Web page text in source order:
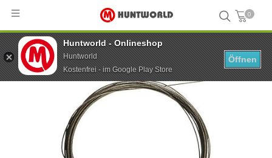
0
Hauptseite ... Drahtspule Daiwa Prorex 7x7 Wire Spool 5 m 18 kg
Huntworld - Onlineshop
Huntworld
Kostenfrei - im Google Play Store
Öffnen